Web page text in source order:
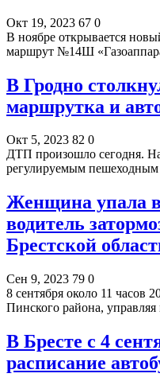
Окт 19, 2023 67 0
В ноябре открывается
маршрут №14Ш
В Гродно
маршрутка и
Окт 5, 2023 82 0
ДТП произошло сегодня.
регулируемым
Женщина упала в
водитель
Брестской
Сен 9, 2023 79 0
8 сентября около 11 часов
Пинского района,
В Бресте с 4
расписание